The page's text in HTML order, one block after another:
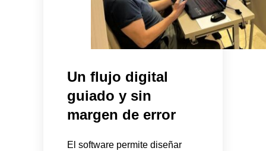
Un flujo digital
guiado y sin
margen de error
El software permite diseñar